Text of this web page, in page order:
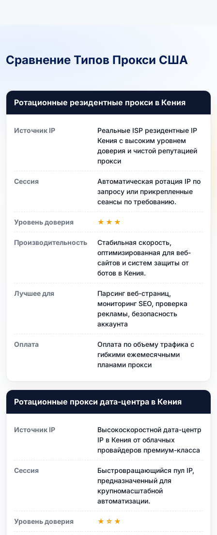
Сравнение Типов Прокси США
Ротационные резидентные прокси в Кения
Источник IP
Реальные ISP резидентные IP
Кения с высоким уровнем
доверия и чистой репутацией
прокси
Сессия
Автоматическая ротация IP по
запросу или прикрепленные
сеансы по требованию.
Уровень доверия ★★★
Производительность
Стабильная скорость,
оптимизированная для веб-
сайтов и систем защиты от
ботов в Кения.
Лучшее для
Парсинг веб-страниц,
мониторинг SEO, проверка
рекламы, безопасность
аккаунта
Оплата
Оплата по объему трафика с
гибкими ежемесячными
планами прокси
Ротационные прокси дата-центра в Кения
Источник IP
Высокоскоростной дата-центр
IP в Кения от облачных
провайдеров премиум-класса
Сессия
Быстровращающийся пул IP,
предназначенный для
крупномасштабной
автоматизации.
Уровень доверия ★☆★